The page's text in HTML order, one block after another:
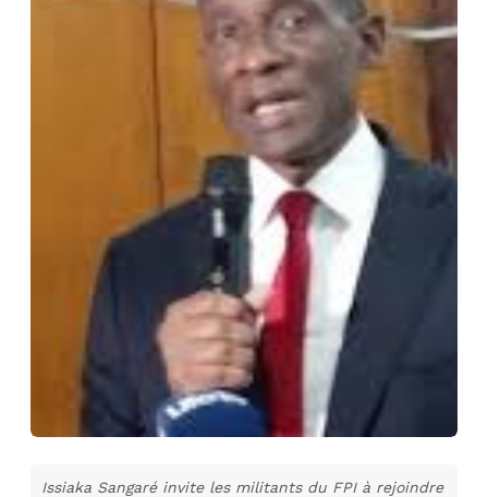
Issiaka Sangaré invite les militants du FPI à rejoindre